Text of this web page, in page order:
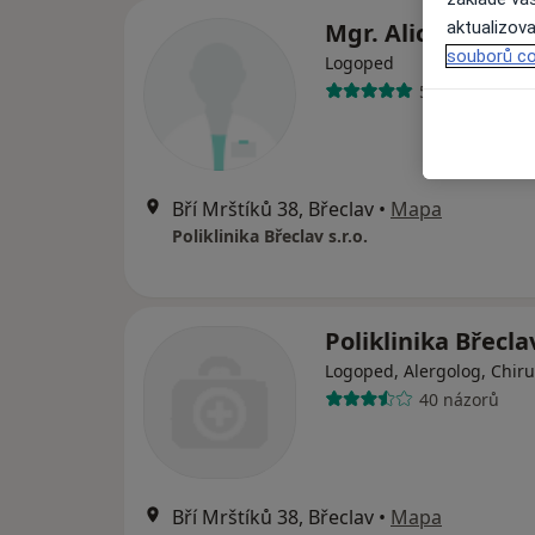
Mgr. Alice
Logoped
5 názorů
Bří Mrštíků 38, Břeclav • Mapa
Poliklinika Břeclav s.r.o.
Poliklinika
Logoped, Alergolog,
40 názorů
Bří Mrštíků 38, Břeclav • Mapa
souborů